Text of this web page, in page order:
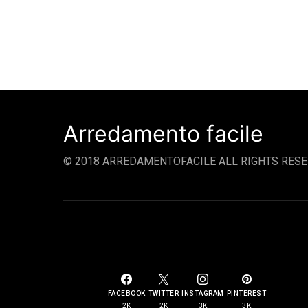
Arredamento facile
© 2018 ARREDAMENTOFACILE ALL RIGHTS
FACEBOOK
2K
TWITTER
2K
INSTAGRAM
3K
PINTEREST
3K